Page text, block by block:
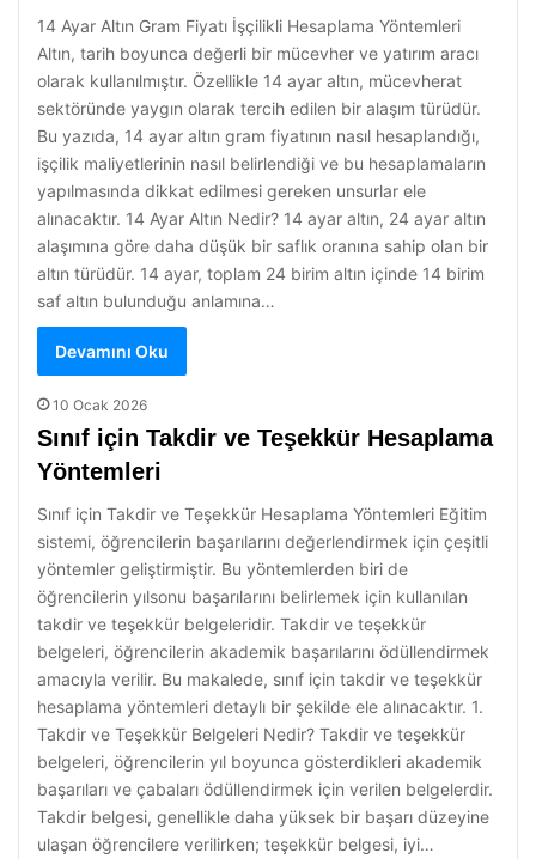
14 Ayar Altın Gram Fiyatı İşçilikli Hesaplama Yöntemleri
Altın, tarih boyunca değerli bir mücevher ve yatırım aracı
olarak kullanılmıştır. Özellikle 14 ayar altın, mücevherat
sektöründe yaygın olarak tercih edilen bir alaşım türüdür.
Bu yazıda, 14 ayar altın gram fiyatının nasıl hesaplandığı,
işçilik maliyetlerinin nasıl belirlendiği ve bu hesaplamaların
yapılmasında dikkat edilmesi gereken unsurlar ele
alınacaktır. 14 Ayar Altın Nedir? 14 ayar altın, 24 ayar altın
alaşımına göre daha düşük bir saflık oranına sahip olan bir
altın türüdür. 14 ayar, toplam 24 birim altın içinde 14 birim
saf altın bulunduğu anlamına…
Devamını Oku
10 Ocak 2026
Sınıf için Takdir ve Teşekkür Hesaplama
Yöntemleri
Sınıf için Takdir ve Teşekkür Hesaplama Yöntemleri Eğitim
sistemi, öğrencilerin başarılarını değerlendirmek için çeşitli
yöntemler geliştirmiştir. Bu yöntemlerden biri de
öğrencilerin yılsonu başarılarını belirlemek için kullanılan
takdir ve teşekkür belgeleridir. Takdir ve teşekkür
belgeleri, öğrencilerin akademik başarılarını ödüllendirmek
amacıyla verilir. Bu makalede, sınıf için takdir ve teşekkür
hesaplama yöntemleri detaylı bir şekilde ele alınacaktır. 1.
Takdir ve Teşekkür Belgeleri Nedir? Takdir ve teşekkür
belgeleri, öğrencilerin yıl boyunca gösterdikleri akademik
başarıları ve çabaları ödüllendirmek için verilen belgelerdir.
Takdir belgesi, genellikle daha yüksek bir başarı düzeyine
ulaşan öğrencilere verilirken; teşekkür belgesi, iyi…